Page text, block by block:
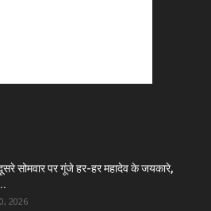
सोमवार पर गूंजे हर-हर महादेव के जयकारे,
2026